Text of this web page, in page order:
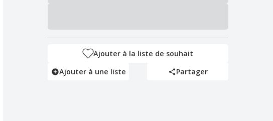
Ajouter à la liste de souhait
Ajouter à une liste
Partager